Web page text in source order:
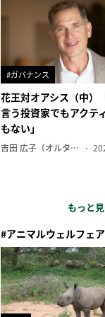
#ガバナンス
花王対オアシス（中）
言う投資家でもアクテ
もない」
吉田 広子（オルタナ輪番編集長）
もっと
#アニマルウェルフェア